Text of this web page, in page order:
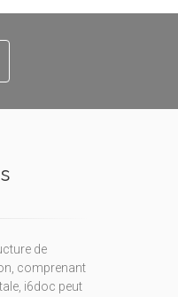
de
comprenant
i6doc peut